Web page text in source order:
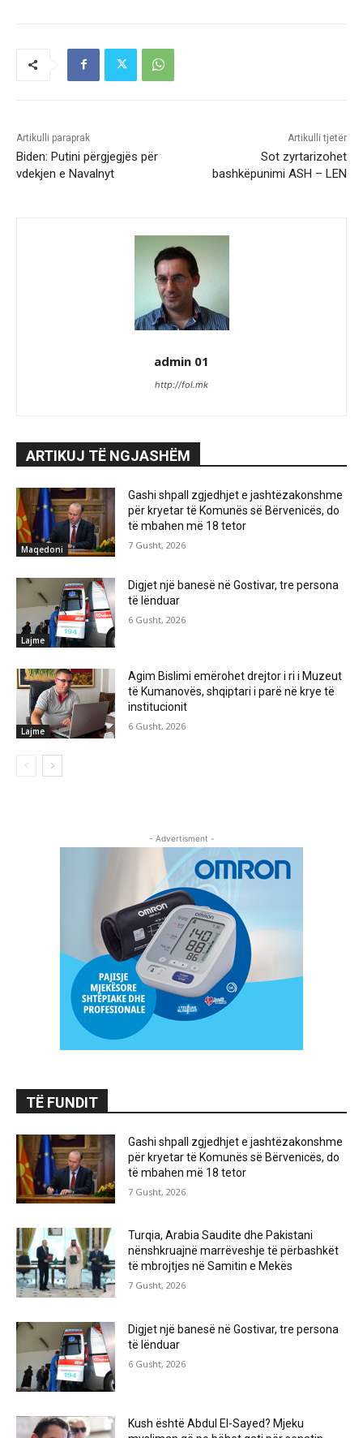
Artikulli paraprak
Biden: Putini përgjegjës për
vdekjen e Navalnyt
Artikulli tjetër
Sot zyrtarizohet
bashkëpunimi ASH – LEN
admin 01
http://fol.mk
ARTIKUJ TË NGJASHËM
Maqedoni
Gashi shpall zgjedhjet e jashtëzakonshme
për kryetar të Komunës së Bërvenicës, do
të mbahen më 18 tetor
7 Gusht, 2026
Lajme
Digjet një banesë në Gostivar, tre persona
të lënduar
6 Gusht, 2026
Lajme
Agim Bislimi emërohet drejtor i ri i Muzeut
të Kumanovës, shqiptari i parë në krye të
institucionit
6 Gusht, 2026
- Advertisment -
TË FUNDIT
Gashi shpall zgjedhjet e jashtëzakonshme
për kryetar të Komunës së Bërvenicës, do
të mbahen më 18 tetor
7 Gusht, 2026
Turqia, Arabia Saudite dhe Pakistani
nënshkruajnë marrëveshje të përbashkët
të mbrojtjes në Samitin e Mekës
7 Gusht, 2026
Digjet një banesë në Gostivar, tre persona
të lënduar
6 Gusht, 2026
Kush është Abdul El-Sayed? Mjeku